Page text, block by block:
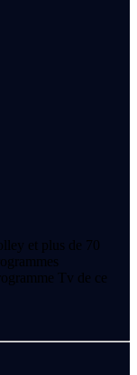
et plus de 70
Tv de ce